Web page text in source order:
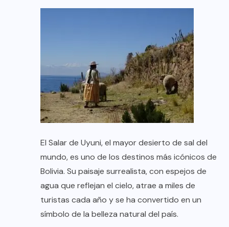
El Salar de Uyuni, el mayor desierto de sal del
mundo, es uno de los destinos más icónicos de
Bolivia. Su paisaje surrealista, con espejos de
agua que reflejan el cielo, atrae a miles de
turistas cada año y se ha convertido en un
símbolo de la belleza natural del país.